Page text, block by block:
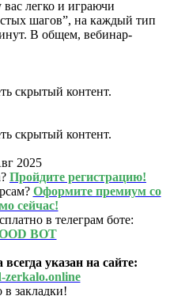
вас легко и играючи
шагов”, на каждый тип
В общем, вебинар-
скрытый контент.
скрытый контент.
2025
Пройдите регистрацию!
Оформите премиум со
сейчас!
в телеграм боте:
BOT
указан на сайте:
zerkalo.online
в закладки!